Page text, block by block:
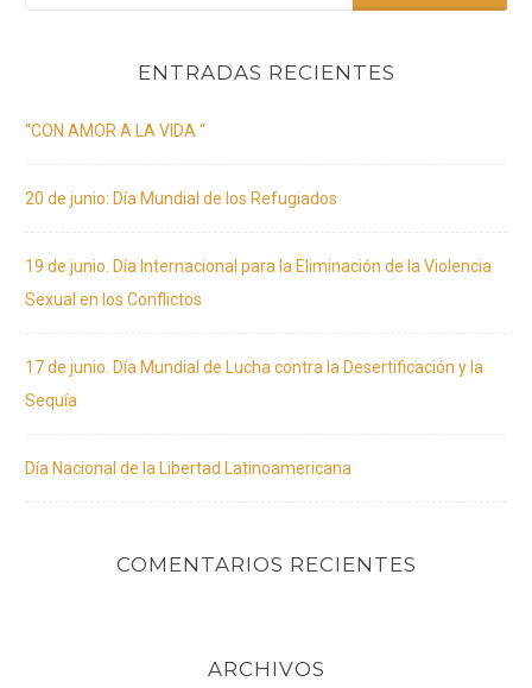
ENTRADAS RECIENTES
“CON AMOR A LA VIDA “
20 de junio: Día Mundial de los Refugiados
19 de junio. Día Internacional para la Eliminación de la Violencia
Sexual en los Conflictos
17 de junio. Día Mundial de Lucha contra la Desertificación y la
Sequía
Día Nacional de la Libertad Latinoamericana
COMENTARIOS RECIENTES
ARCHIVOS